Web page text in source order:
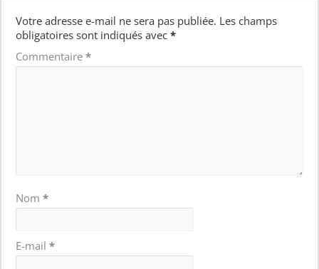
Votre adresse e-mail ne sera pas publiée. Les champs
obligatoires sont indiqués avec*
Commentaire*
Nom*
E-mail*